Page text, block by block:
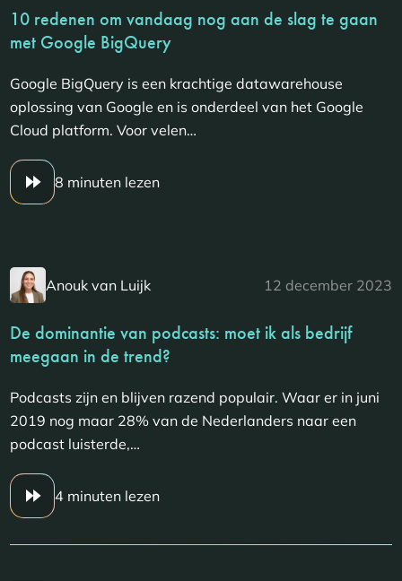
10 redenen om vandaag nog aan de slag te gaan
met Google BigQuery
Google BigQuery is een krachtige datawarehouse
oplossing van Google en is onderdeel van het Google
Cloud platform. Voor velen…
8 minuten lezen
Anouk van Luijk 12 december 2023
De dominantie van podcasts: moet ik als bedrijf
meegaan in de trend?
Podcasts zijn en blijven razend populair. Waar er in juni
2019 nog maar 28% van de Nederlanders naar een
podcast luisterde,…
4 minuten lezen